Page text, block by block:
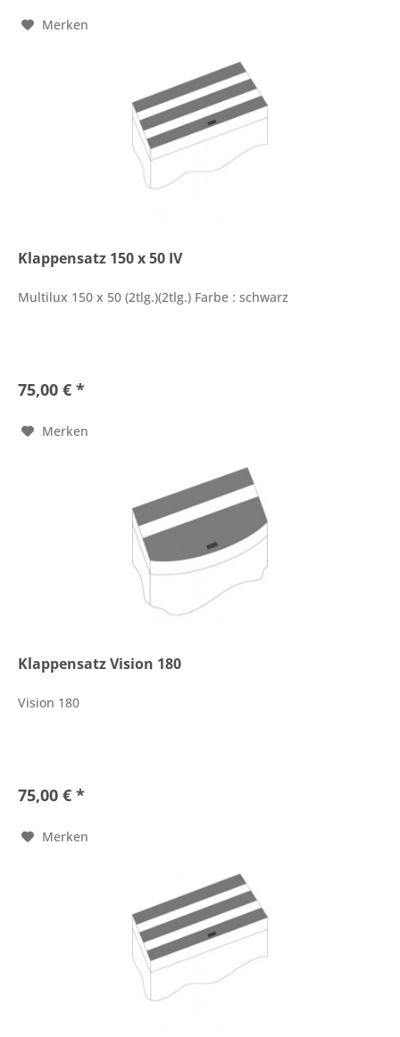
Merken
Klappensatz 150 x 50 IV
Multilux 150 x 50 (2tlg.)(2tlg.) Farbe : schwarz
75,00 € *
Merken
Klappensatz Vision 180
Vision 180
75,00 € *
Merken